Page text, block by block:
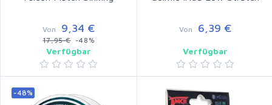
Von 9,34 €
17,95 €-48%
Verfügbar
Von 6,39 €
Verfügbar
-48%